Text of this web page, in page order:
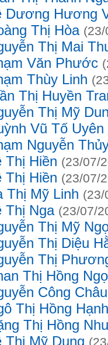
Dương Hương
Thị Hòa
Thị Mai
Văn Phước
Thùy Linh
Thị Huyền
Thị Mỹ
Vũ Tố Uyên
Nguyễn
Thị Hiền (23/07/
Thị Hiền (23/07/
Thị Mỹ Linh (23/
Thị Nga (23/07/
Thị Mỹ
Thị Diệu
Thị
Thị Hồng
Công Châu
Thị Hồng Hạnh
Thị Hồng
Thị Mỹ Dung